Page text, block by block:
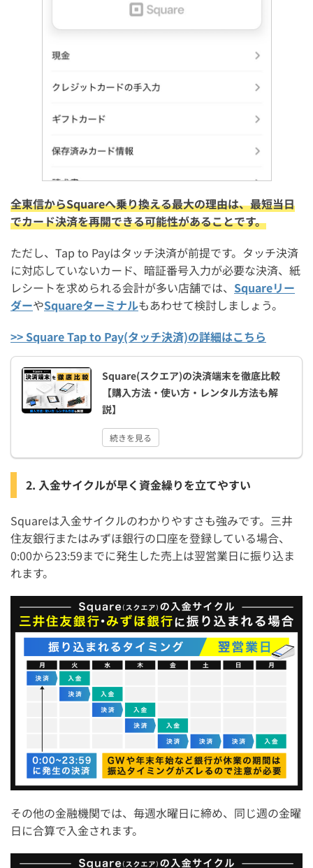
全東信からSquareへ乗り換える最大の理由は、最短当日
でカード決済を再開できる可能性があることです。
ただし、Tap to Payはタッチ決済が前提です。タッチ決済
に対応していないカード、暗証番号入力が必要な決済、紙
レシートを求められる会計が多い店舗では、 Squareリー
ダーやSquareターミナルもあわせて検討しましょう。
>> Square Tap to Pay(タッチ決済)の詳細はこちら
Square(スクエア)の決済端末を徹底比較
【購入方法・使い方・レンタル方法も解
説】
続きを見る
2. 入金サイクルが早く資金繰りを立てやすい
Squareは入金サイクルのわかりやすさも強みです。三井
住友銀行またはみずほ銀行の口座を登録している場合、
0:00から23:59までに発生した売上は翌営業日に振り込ま
れます。
その他の金融機関では、毎週水曜日に締め、同じ週の金曜
日に合算で入金されます。